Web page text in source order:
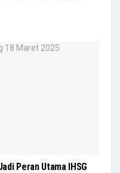
Peran Utama IHSG